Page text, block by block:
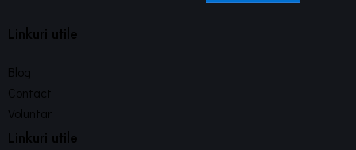
Linkuri utile
Blog
Contact
Voluntar
Linkuri utile